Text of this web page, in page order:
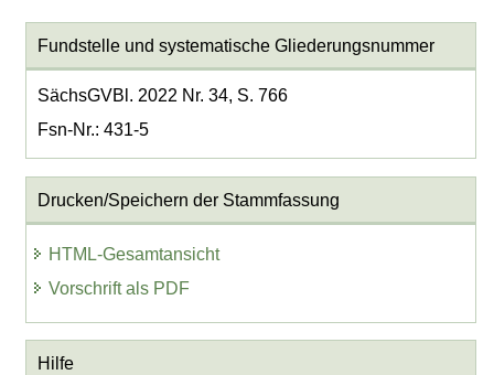
Fundstelle und systematische Gliederungsnummer
SächsGVBl. 2022 Nr. 34, S. 766
Fsn-Nr.: 431-5
Drucken/Speichern der Stammfassung
HTML-Gesamtansicht
Vorschrift als PDF
Hilfe